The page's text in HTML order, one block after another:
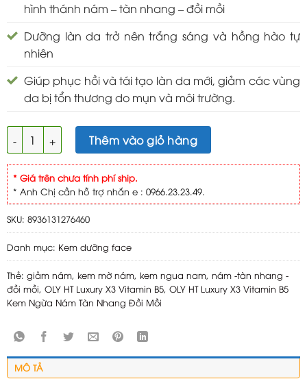
hình thánh nám – tàn nhang – đồi mồi
Dưỡng làn da trở nên trắng sáng và hồng hào tự
nhiên
Giúp phục hồi và tái tạo làn da mới, giảm các vùng
da bị tổn thương do mụn và môi trường.
OLY HT Luxury X3 Vitamin B5 kem Ngừa Nám Tàn Nhang Đồi
Thêm vào giỏ hàng
* Giá trên chưa tính phí ship.
* Anh Chị cần hỗ trợ nhắn e : 0966.23.23.49.
SKU: 8936131276460
Danh mục: Kem dưỡng face
Thẻ: giảm nám, kem mờ nám, kem ngua nam, nám -tàn nhang -
đồi mồi, OLY HT Luxury X3 Vitamin B5, OLY HT Luxury X3 Vitamin B5
Kem Ngừa Nám Tàn Nhang Đồi Mồi
MÔ TẢ